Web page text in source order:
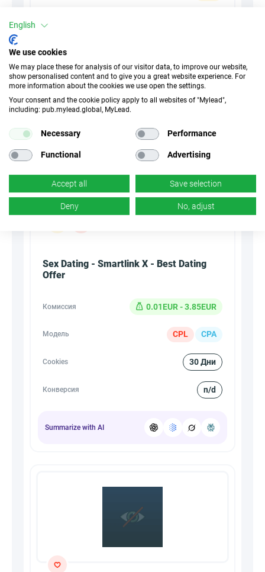
Конверсия
Summarize with AI
Sex Dating - Smartlink X - Best Dating
Offer
Комиссия 0.01EUR - 3.85EUR
Модель CPL CPA
Cookies 30 Дни
Конверсия n/d
Summarize with AI
English
We use cookies
We may place these for analysis of our visitor data, to improve our website,
show personalised content and to give you a great website experience. For
more information about the cookies we use open the settings.
Your consent and the cookie policy apply to all websites of "Mylead",
including: pub.mylead.global, MyLead.
Necessary Performance
Functional Advertising
Accept all Save selection
Deny No, adjust